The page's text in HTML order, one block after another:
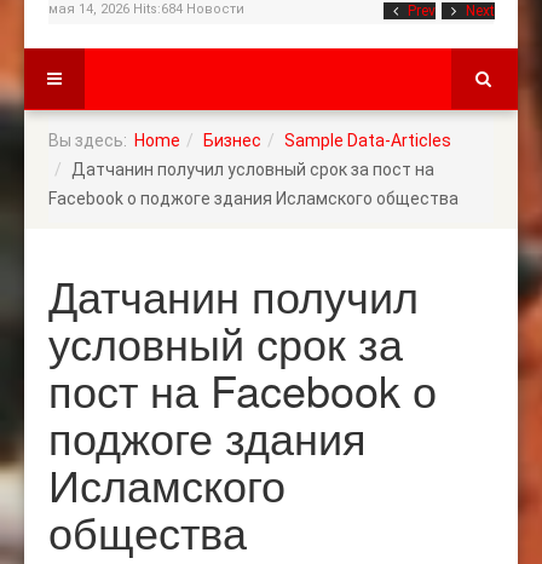
Prev Next
мая 14, 2026 Hits:684 Новости
Вы здесь: Home Бизнес
Sample Data-Articles
Датчанин получил условный срок за пост на
Facebook о поджоге здания Исламского общества
Датчанин получил
условный срок за
пост на Facebook о
поджоге здания
Исламского
общества